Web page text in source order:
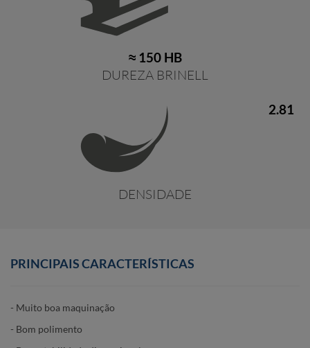
≈ 150 HB
DUREZA BRINELL
2.81
DENSIDADE
PRINCIPAIS CARACTERÍSTICAS
- Muito boa maquinação
- Bom polimento